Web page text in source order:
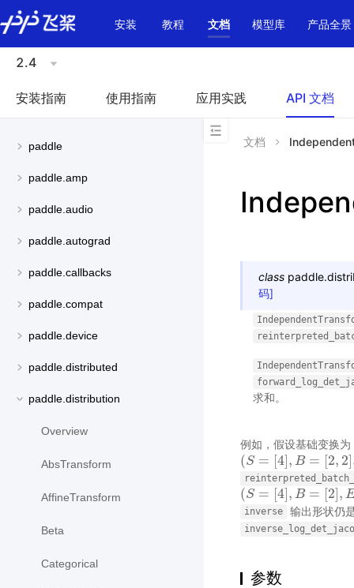
\u200E
安装
教程 文档 模型库 产品全景
2.4
安装指南 使用指南 应用实践 API 文档
paddle
paddle.amp
paddle.audio
paddle.autograd
paddle.callbacks
paddle.compat
paddle.device
paddle.distributed
paddle.distribution
Overview
AbsTransform
AffineTransform
Beta
Categorical
文档
class
码]
求和。
例如，假设基础变换为
(S = [4], B = [2, 2]
(S= [4 B=[ 2,2], =[3]
(S = [4], B = [2],
(S= [4 B=[ 2] E= 2, 3 ])
inverse 输出形状仍
参数